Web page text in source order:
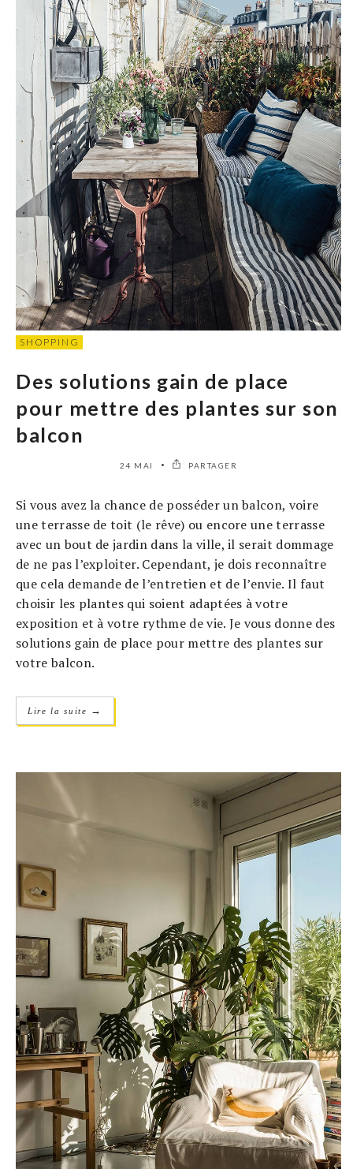
SHOPPING
Des solutions gain de place
pour mettre des plantes sur son
balcon
24 MAI PARTAGER
Si vous avez la chance de posséder un balcon, voire
une terrasse de toit (le rêve) ou encore une terrasse
avec un bout de jardin dans la ville, il serait dommage
de ne pas l’exploiter. Cependant, je dois reconnaître
que cela demande de l’entretien et de l’envie. Il faut
choisir les plantes qui soient adaptées à votre
exposition et à votre rythme de vie. Je vous donne des
solutions gain de place pour mettre des plantes sur
votre balcon.
Lire la suite →